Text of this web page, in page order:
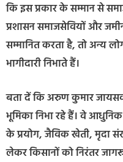
कि इस प्रकार के सम्मान से
प्रशासन समाजसेवियों और
सम्मानित करता है, तो अन्य
भागीदारी निभाते हैं।
बता दें कि अरुण कुमार
भूमिका निभा रहे हैं। वे
के प्रयोग, जैविक खेती, मृदा
लेकर किसानों को निरंतर